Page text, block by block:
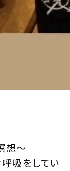
想〜
呼吸をしてい